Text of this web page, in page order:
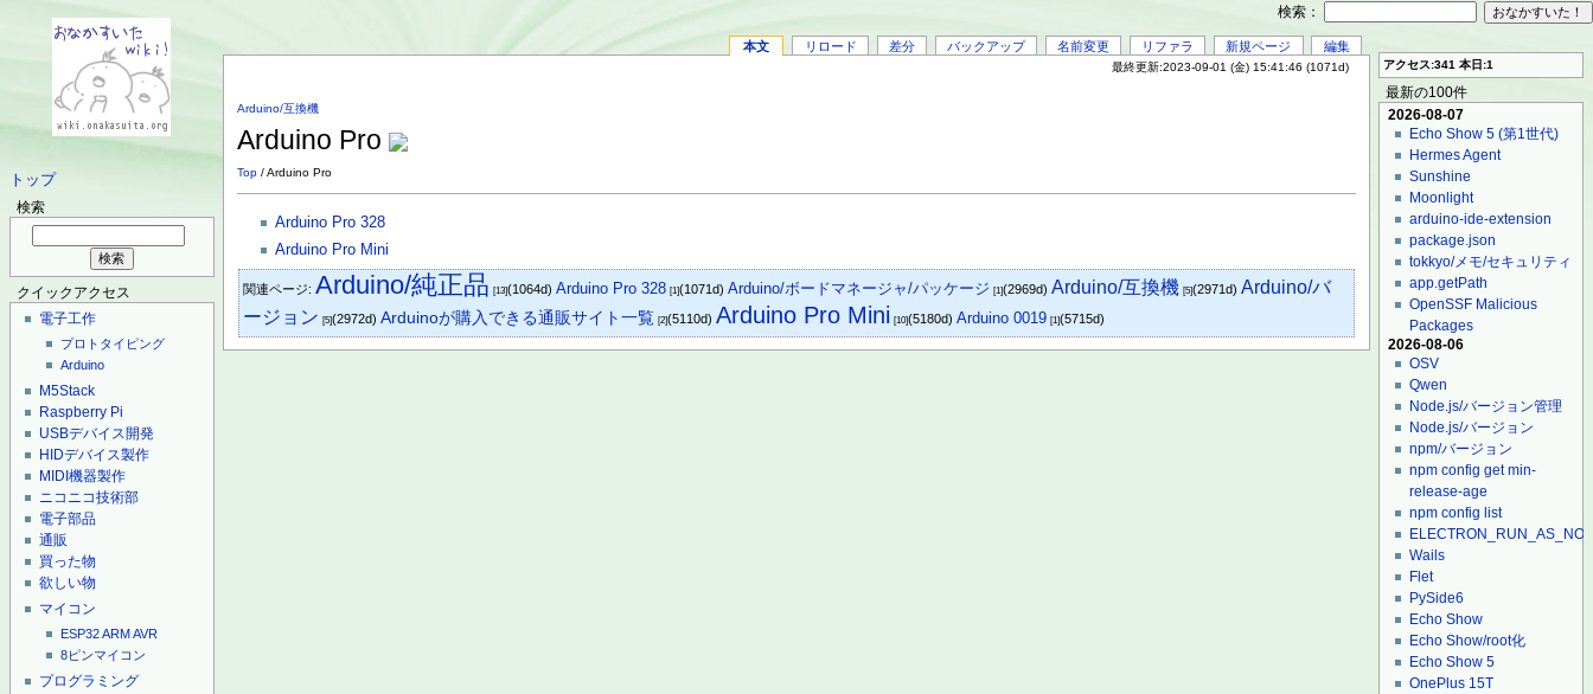
トップ
検索
クイックアクセス
電子工作
プロトタイピング
Arduino
M5Stack
Raspberry Pi
USBデバイス開発
HIDデバイス製作
MIDI機器製作
ニコニコ技術部
電子部品
通販
買った物
欲しい物
マイコン
ESP32ARMAVR
8ピンマイコン
プログラミング
本文 リロード 差分 バックアップ 名前変更 リファラ 新規ページ 編集
最終更新:2023-09-01 (金) 15:41:46 (1071d)
Arduino/互換機
Arduino Pro
Top / Arduino Pro
Arduino Pro 328
Arduino Pro Mini
関連ページ:Arduino/純正品 [13](1064d)Arduino Pro 328 [1](1071d)Arduino/ボードマネージャ/パッケージ [1](2969d)Arduino/互換機 [5](2971d)Arduino/バ
ージョン [5](2972d)Arduinoが購入できる通販サイト一覧 [2](5110d)Arduino Pro Mini [10](5180d)Arduino 0019 [1](5715d)
アクセス:341 本日:1
最新の100件
2026-08-07
Echo Show 5 (第1世代)
Hermes Agent
Sunshine
Moonlight
arduino-ide-extension
package.json
tokkyo/メモ/セキュリティ
app.getPath
OpenSSF Malicious
Packages
2026-08-06
OSV
Qwen
Node.js/バージョン管理
Node.js/バージョン
npm/バージョン
npm config get min-
release-age
npm config list
Wails
Flet
PySide6
Echo Show
Echo Show/root化
Echo Show 5
OnePlus 15T
検索：